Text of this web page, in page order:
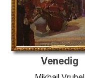
Venedig